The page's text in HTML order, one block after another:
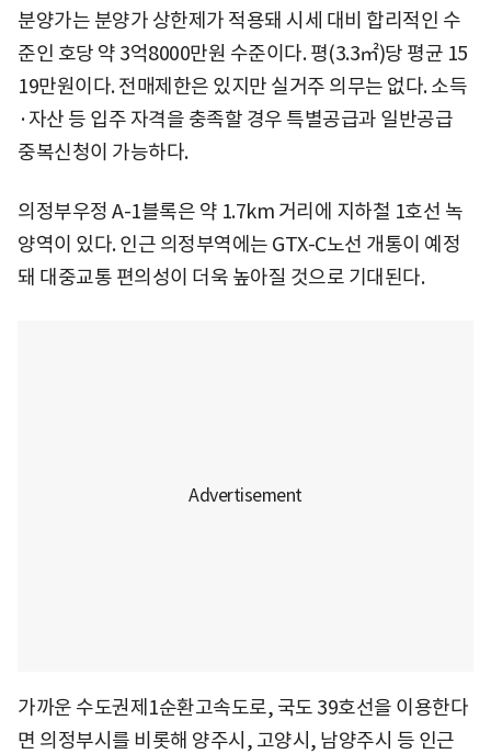
분양가는 분양가 상한제가 적용돼 시세 대비 합리적인 수
준인 호당 약 3억8000만원 수준이다. 평(3.3㎡)당 평균 15
19만원이다. 전매제한은 있지만 실거주 의무는 없다. 소득
·자산 등 입주 자격을 충족할 경우 특별공급과 일반공급
중복신청이 가능하다.
의정부우정 A-1블록은 약 1.7km 거리에 지하철 1호선 녹
양역이 있다. 인근 의정부역에는 GTX-C노선 개통이 예정
돼 대중교통 편의성이 더욱 높아질 것으로 기대된다.
가까운 수도권제1순환고속도로, 국도 39호선을 이용한다
면 의정부시를 비롯해 양주시, 고양시, 남양주시 등 인근